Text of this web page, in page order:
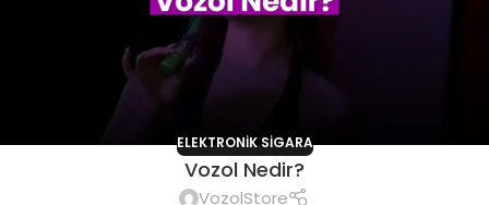
ELEKTRONIK SIGARA
Vozol Nedir?
VozolStore